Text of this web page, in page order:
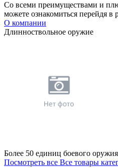
Со всеми преимуществами и
можете ознакомиться перейдя в
О компании
Длинноствольное оружие
Более 50 единиц боевого оружия
Посмотреть все Все товары